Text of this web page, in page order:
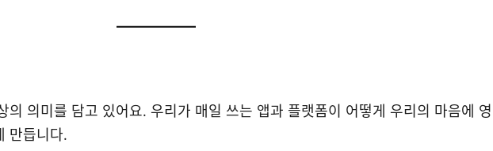
의 의미를 담고 있어요. 우리가 매일 쓰는 앱과 플랫폼이 어떻게 우리의 마음에 영
만듭니다.